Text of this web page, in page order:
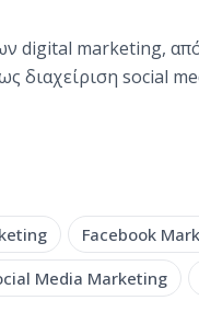
marketing, από
διαχείριση social
Facebook
Media Marketing